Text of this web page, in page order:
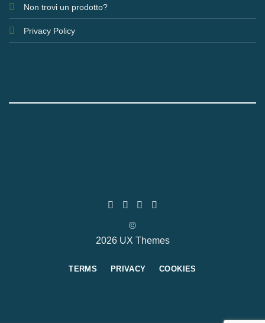
Non trovi un prodotto?
Privacy Policy
©
2026 UX Themes
TERMS PRIVACY COOKIES